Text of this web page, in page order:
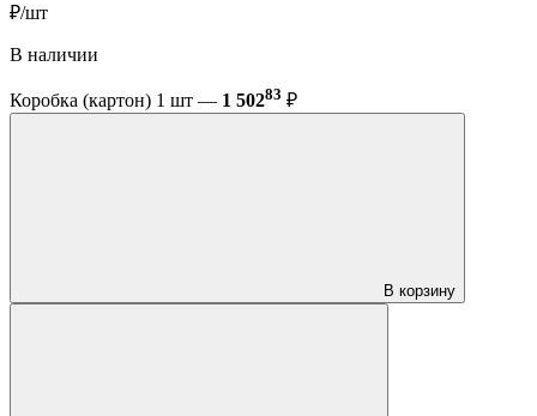
₽/шт
В наличии
Коробка (картон) 1 шт — 1 50283 ₽
В корзину